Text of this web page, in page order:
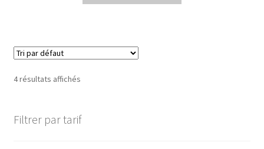
4 résultats affichés
Filtrer par tarif